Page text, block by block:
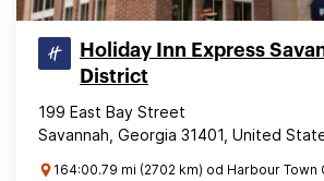
Holiday Inn Express
District
199 East Bay Street
Savannah, Georgia 31401, United
164:00.79 mi (2702 km) od Harbour Town